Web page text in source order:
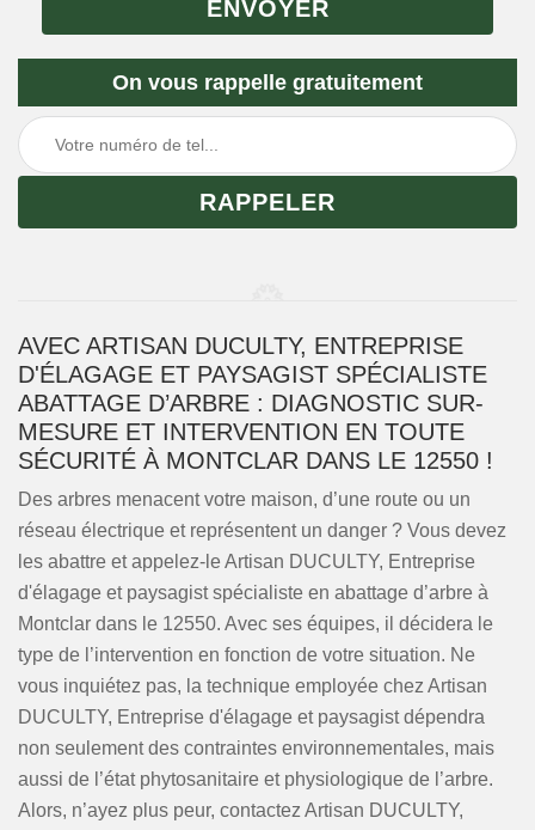
On vous rappelle gratuitement
AVEC ARTISAN DUCULTY, ENTREPRISE
D'ÉLAGAGE ET PAYSAGIST SPÉCIALISTE
ABATTAGE D’ARBRE : DIAGNOSTIC SUR-
MESURE ET INTERVENTION EN TOUTE
SÉCURITÉ À MONTCLAR DANS LE 12550 !
Des arbres menacent votre maison, d’une route ou un
réseau électrique et représentent un danger ? Vous devez
les abattre et appelez-le Artisan DUCULTY, Entreprise
d'élagage et paysagist spécialiste en abattage d’arbre à
Montclar dans le 12550. Avec ses équipes, il décidera le
type de l’intervention en fonction de votre situation. Ne
vous inquiétez pas, la technique employée chez Artisan
DUCULTY, Entreprise d'élagage et paysagist dépendra
non seulement des contraintes environnementales, mais
aussi de l’état phytosanitaire et physiologique de l’arbre.
Alors, n’ayez plus peur, contactez Artisan DUCULTY,